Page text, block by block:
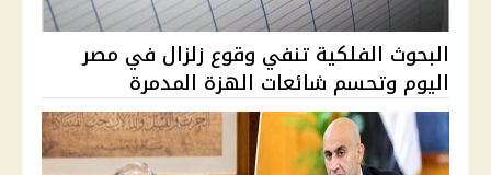
البحوث الفلكية تنفي وقوع زلزال في مصر
اليوم وتحسم شائعات الهزة المدمرة